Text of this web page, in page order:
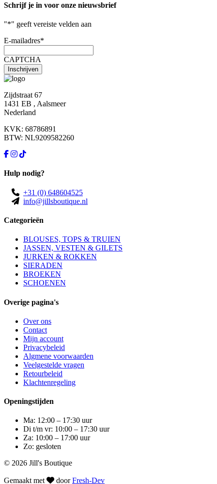
Schrijf je in voor onze nieuwsbrief
"*" geeft vereiste velden aan
E-mailadres*
CAPTCHA
Zijdstraat 67
1431 EB , Aalsmeer
Nederland
KVK: 68786891
BTW: NL9209582260
Hulp nodig?
+31 (0) 648604525
info@jillsboutique.nl
Categorieën
BLOUSES, TOPS & TRUIEN
JASSEN, VESTEN & GILETS
JURKEN & ROKKEN
SIERADEN
BROEKEN
SCHOENEN
Overige pagina's
Over ons
Contact
Mijn account
Privacybeleid
Algmene voorwaarden
Veelgestelde vragen
Retourbeleid
Klachtenregeling
Openingstijden
Ma: 12:00 – 17:30 uur
Di t/m vr: 10:00 – 17:30 uur
Za: 10:00 – 17:00 uur
Zo: gesloten
© 2026 Jill's Boutique
Gemaakt met doorFresh-Dev